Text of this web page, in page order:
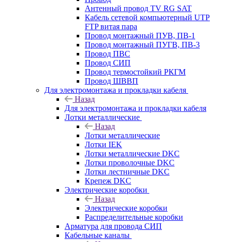
Антенный провод TV RG SAT
Кабель сетевой компьютерный UTP
FTP витая пара
Провод монтажный ПУВ, ПВ-1
Провод монтажный ПУГВ, ПВ-3
Провод ПВС
Провод СИП
Провод термостойкий РКГМ
Провод ШВВП
Для электромонтажа и прокладки кабеля
Назад
Для электромонтажа и прокладки кабеля
Лотки металлические
Назад
Лотки металлические
Лотки IEK
Лотки металлические DKC
Лотки проволочные DKC
Лотки лестничные DKC
Крепеж DKC
Электрические коробки
Назад
Электрические коробки
Распределительные коробки
Арматура для провода СИП
Кабельные каналы